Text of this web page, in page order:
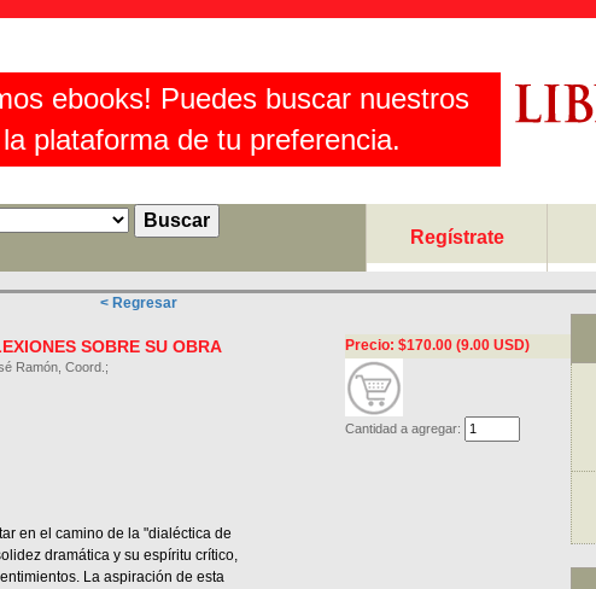
ebooks! Puedes buscar nuestros
plataforma de tu preferencia.
Regístrate
< Regresar
SOBRE SU OBRA Precio: $170.00 (9.00 USD)
Ramón, Coord.;
Cantidad a agregar:
en el camino de la "dialéctica de
dramática y su espíritu crítico,
La aspiración de esta